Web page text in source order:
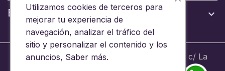
Boletín 
© 2024 - Brinquedos 15008 SL B44653608 c/ La
Ermita 6, 15008 A Coruña - Todos los derechos
Utilizamos cookies de terceros para
mejorar tu experiencia de
navegación, analizar el tráfico del
sitio y personalizar el contenido y los
anuncios, Saber más.